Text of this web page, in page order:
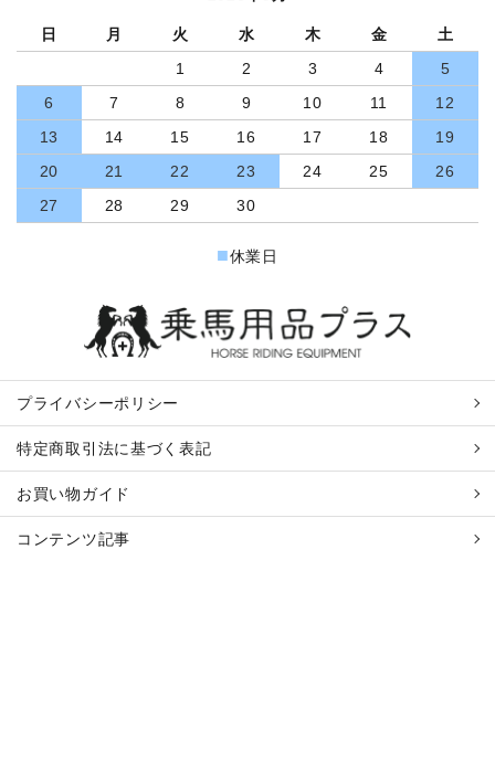
日 月 火 水 木 金
土
1
2 3 4
5
6
7 8 9 10 11
12
13
14 15 16 17 18
19
20
21 22 23 24 25
26
27
28 29 30
■休業日
プライバシーポリシー
特定商取引法に基づく表記
お買い物ガイド
コンテンツ記事